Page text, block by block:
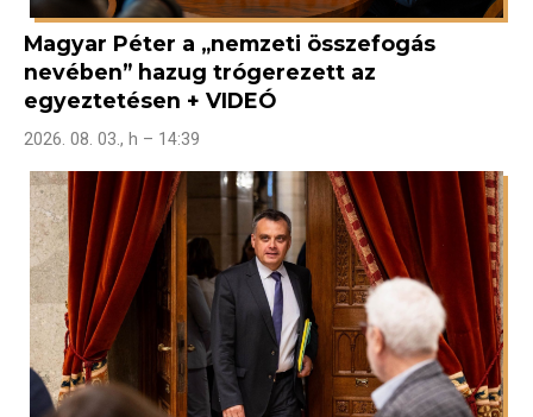
Magyar Péter a „nemzeti összefogás
nevében” hazug trógerezett az
egyeztetésen + VIDEÓ
2026. 08. 03., h – 14:39